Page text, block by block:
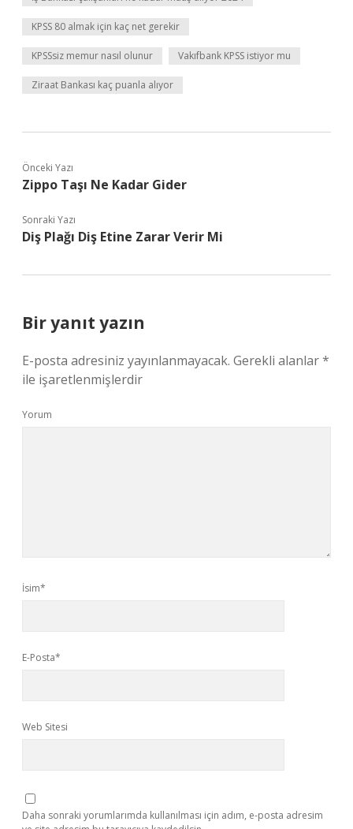
KPSS 80 almak için kaç net gerekir
KPSSsiz memur nasıl olunur Vakıfbank KPSS istiyor mu
Ziraat Bankası kaç puanla alıyor
Önceki Yazı
Zippo Taşı Ne Kadar Gider
Sonraki Yazı
Diş Plağı Diş Etine Zarar Verir Mi
Bir yanıt yazın
E-posta adresiniz yayınlanmayacak. Gerekli alanlar*
ile işaretlenmişlerdir
Yorum
İsim*
E-Posta*
Web Sitesi
Daha sonraki yorumlarımda kullanılması için adım, e-posta adresim